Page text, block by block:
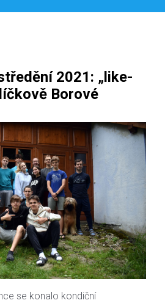
2021: „like-
Borové
se konalo kondiční